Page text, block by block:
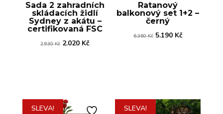
Sada 2 zahradních
skládacích židlí
Sydney z akátu –
certifikovaná FSC
2.930Kč Původní
2.020 KčAktuální
Ratanový
balkonový set 1+2 –
černý
6.360Kč Původní
5.190 KčAktuální
SLEVA! SLEVA!